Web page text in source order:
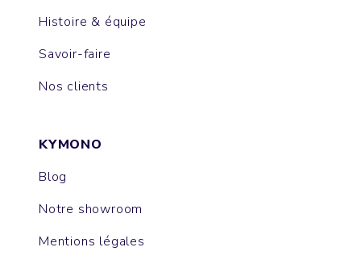
Histoire & équipe
Savoir-faire
Nos clients
KYMONO
Blog
Notre showroom
Mentions légales